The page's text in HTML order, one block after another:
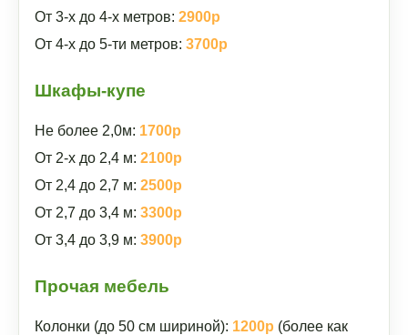
От 3-х до 4-х метров: 2900р
От 4-х до 5-ти метров: 3700р
Шкафы-купе
Не более 2,0м: 1700р
От 2-х до 2,4 м: 2100р
От 2,4 до 2,7 м: 2500р
От 2,7 до 3,4 м: 3300р
От 3,4 до 3,9 м: 3900р
Прочая мебель
Колонки (до 50 см шириной): 1200р (более как